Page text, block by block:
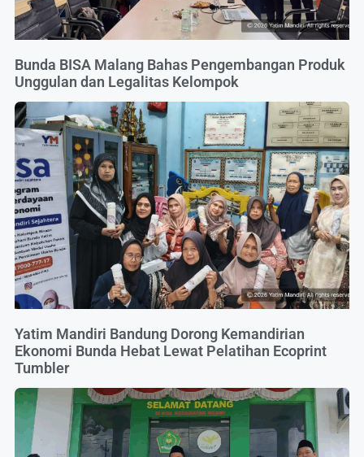
Bunda BISA Malang Bahas Pengembangan Produk
Unggulan dan Legalitas Kelompok
Yatim Mandiri Bandung Dorong Kemandirian
Ekonomi Bunda Hebat Lewat Pelatihan Ecoprint
Tumbler